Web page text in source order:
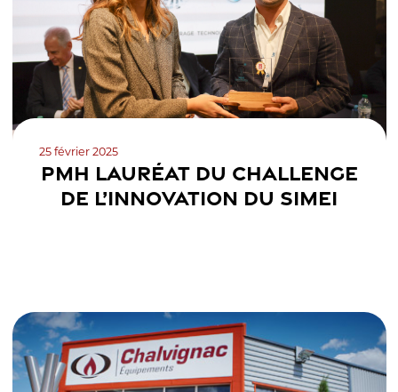
25 février 2025
PMH LAURÉAT DU CHALLENGE
DE L’INNOVATION DU SIMEI